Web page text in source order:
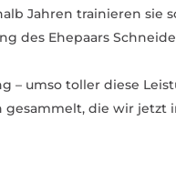
Jahren trai­nieren sie
des Ehepaars
– umso toller diese
die wir jetzt